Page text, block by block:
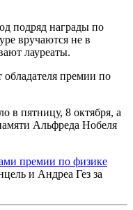
подряд награды по
вручаются не в
лауреаты.
обладателя премии по
в пятницу, 8 октября, а
Альфреда Нобеля
премии по физике
и Андреа Гез за